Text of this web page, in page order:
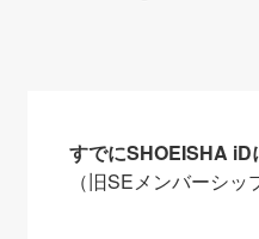
すでにSHOEISHA iD
（旧SEメンバーシッ